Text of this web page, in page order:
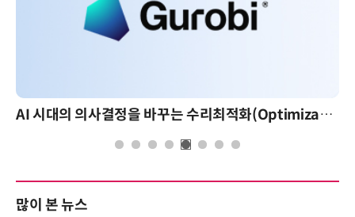
AI 시대의 의사결정을 바꾸는 수리최적화(Optimization): 실제 산업 적용 사례와 활용 전략
많이 본 뉴스